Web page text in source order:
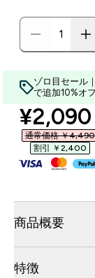
ゾロ目セール
で追加10%オ
¥2,090‎
通常価格 ￥4,490‎
割引 ￥2,400‎
商品概要
特徴